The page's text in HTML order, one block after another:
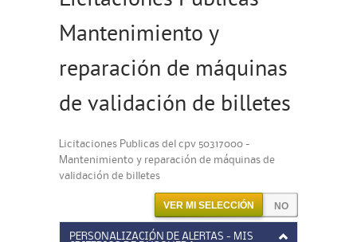
Mantenimiento y
reparación de máquinas
de validación de billetes
Licitaciones Publicas del cpv 50317000 -
Mantenimiento y reparación de máquinas de
validación de billetes
VER MI SELECCIÓN
PERSONALIZACIÓN DE ALERTAS - MIS